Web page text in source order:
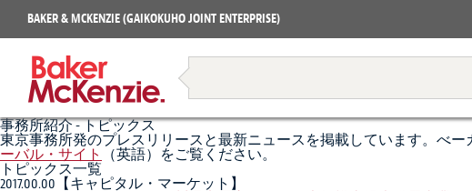
BAKER & MCKENZIE (GAIKOKUHO JOINT ENTERPRISE)
Restructuring & Insolvency
Tax &
Books
事務所紹介 - トピックス
東京事務所発のプレスリリースと最新ニュースを掲載しています。べ
ーバル・サイト
（英語）をご覧ください。
トピックス一覧
2017.00.00 【キャピタル・マーケット】